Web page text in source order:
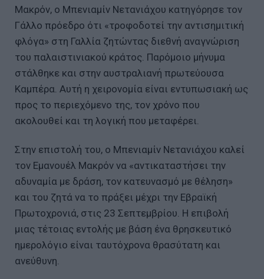
Μακρόν, ο Μπενιαμίν Νετανιάχου κατηγόρησε τον
Γάλλο πρόεδρο ότι «τροφοδοτεί την αντισημιτική
φλόγα» στη Γαλλία ζητώντας διεθνή αναγνώριση
του παλαιστινιακού κράτος. Παρόμοιο μήνυμα
στάλθηκε και στην αυστραλιανή πρωτεύουσα
Καμπέρα. Αυτή η χειρονομία είναι εντυπωσιακή ως
προς το περιεχόμενο της, τον χρόνο που
ακολουθεί και τη λογική που μεταφέρει.
Στην επιστολή του, ο Μπενιαμίν Νετανιάχου καλεί
τον Εμανουέλ Μακρόν να «αντικαταστήσει την
αδυναμία με δράση, τον κατευνασμό με θέληση»
και του ζητά να το πράξει μέχρι την Εβραϊκή
Πρωτοχρονιά, στις 23 Σεπτεμβρίου. Η επιβολή
μιας τέτοιας εντολής με βάση ένα θρησκευτικό
ημερολόγιο είναι ταυτόχρονα θρασύτατη και
ανεύθυνη.